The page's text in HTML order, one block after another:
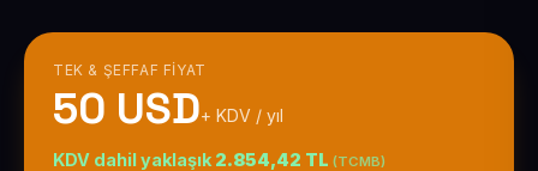
TEK & ŞEFFAF FIYAT
50 USD+ KDV / yıl
KDV dahil yaklaşık 2.854,42 TL (TCMB)